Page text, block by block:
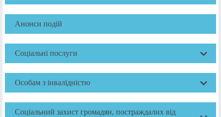
Анонси подій
Соціальні послуги
Особам з інвалідністю
Соціальний захист громадян, постраждалих від